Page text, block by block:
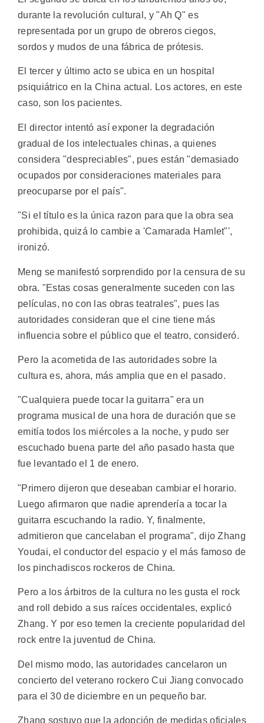
durante la revolución cultural, y "Ah Q" es
representada por un grupo de obreros ciegos,
sordos y mudos de una fábrica de prótesis.
El tercer y último acto se ubica en un hospital
psiquiátrico en la China actual. Los actores, en este
caso, son los pacientes.
El director intentó así exponer la degradación
gradual de los intelectuales chinas, a quienes
considera "despreciables", pues están "demasiado
ocupados por consideraciones materiales para
preocuparse por el país".
"Si el título es la única razon para que la obra sea
prohibida, quizá lo cambie a 'Camarada Hamlet"',
ironizó.
Meng se manifestó sorprendido por la censura de su
obra. "Estas cosas generalmente suceden con las
películas, no con las obras teatrales", pues las
autoridades consideran que el cine tiene más
influencia sobre el público que el teatro, consideró.
Pero la acometida de las autoridades sobre la
cultura es, ahora, más amplia que en el pasado.
"Cualquiera puede tocar la guitarra" era un
programa musical de una hora de duración que se
emitía todos los miércoles a la noche, y pudo ser
escuchado buena parte del año pasado hasta que
fue levantado el 1 de enero.
"Primero dijeron que deseaban cambiar el horario.
Luego afirmaron que nadie aprendería a tocar la
guitarra escuchando la radio. Y, finalmente,
admitieron que cancelaban el programa", dijo Zhang
Youdai, el conductor del espacio y el más famoso de
los pinchadiscos rockeros de China.
Pero a los árbitros de la cultura no les gusta el rock
and roll debido a sus raíces occidentales, explicó
Zhang. Y por eso temen la creciente popularidad del
rock entre la juventud de China.
Del mismo modo, las autoridades cancelaron un
concierto del veterano rockero Cui Jiang convocado
para el 30 de diciembre en un pequeño bar.
Zhang sostuvo que la adopción de medidas oficiales